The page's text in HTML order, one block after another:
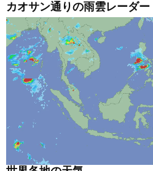
カオサン通りの雨雲レーダー